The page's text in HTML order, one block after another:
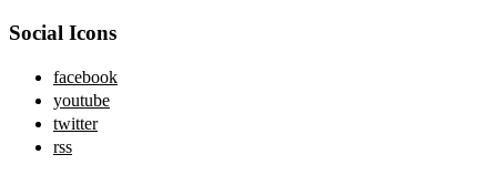
Social Icons
facebook
youtube
twitter
rss